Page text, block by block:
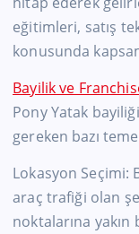
eğitimleri, satış
konusunda
Bayilik ve
Pony Yatak
gereken bazı
Lokasyon Seçimi:
araç trafiği olan
noktalarına